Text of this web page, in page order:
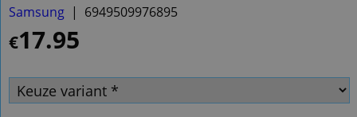
Samsung 6949509976895
€17.95